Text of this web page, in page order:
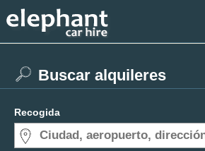
Buscar alquileres
Recogida